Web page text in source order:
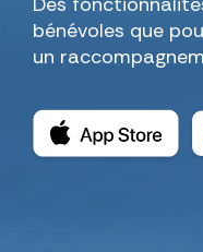
bénévoles que
un